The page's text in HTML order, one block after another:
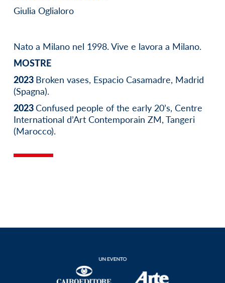
Nato a Milano nel 1998. Vive e lavora a Milano.
MOSTRE
2023 Broken vases, Espacio Casamadre, Madrid
(Spagna).
2023Confused people of the early 20’s, Centre
International d’Art Contemporain ZM, Tangeri
(Marocco).
Giulia Oglialoro